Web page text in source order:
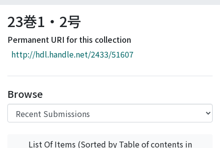
Download Ranking
Access Statistics
23巻1・2号
Permanent URI for this collection
http://hdl.handle.net/2433/51607
Browse
List Of Items (Sorted by Table of contents in